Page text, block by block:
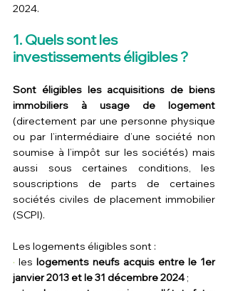
2024.
1. Quels sont les
investissements éligibles ?
Sont éligibles les acquisitions de biens
(directement par une personne physique
ou par l’intermédiaire d’une société non
soumise à l’impôt sur les sociétés) mais
aussi sous certaines conditions, les
souscriptions de parts de certaines
sociétés civiles de placement immobilier
(SCPI).
Les logements éligibles sont :
· les logements neufs acquis entre le 1er
janvier 2013 et le 31 décembre 2024 ;